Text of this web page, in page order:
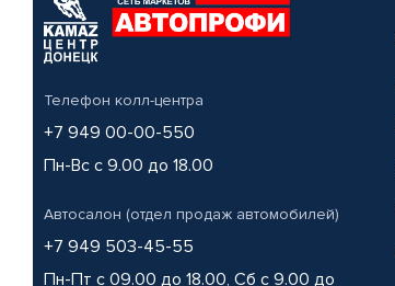
Телефон колл-центра
+7 949 00-00-550
Пн-Вс с 9.00 до 18.00
Автосалон (отдел продаж автомобилей)
+7 949 503-45-55
Пн-Пт с 09.00 до 18.00, Сб с 9.00 до